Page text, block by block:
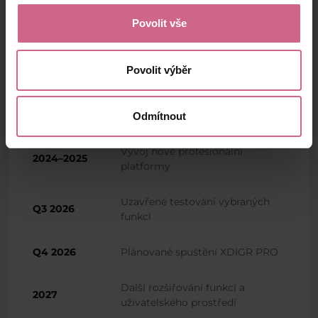
Povolit vše
Povolit výběr
Odmítnout
spuštění představíme společně s oficiálním
2024–2025
Vývoj nové profesionální
platformy
Q3 2026
Uzavřené testování vybraných
funkcí
Q4 2026 Plánované spuštění XDIGR PRO
2027
Další rozšiřování funkcí a
uživatelského prostředí